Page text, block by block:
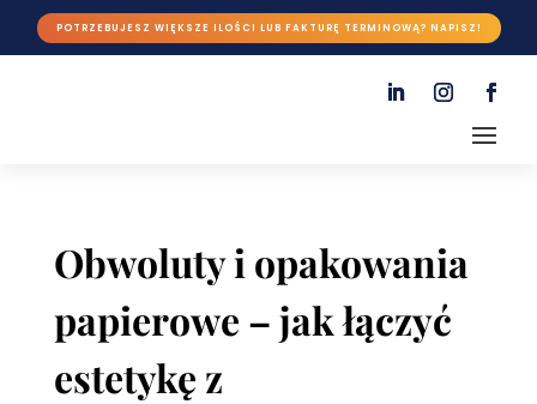
POTRZEBUJESZ WIĘKSZE ILOŚCI LUB FAKTURĘ TERMINOWĄ? NAPISZ!
Obwoluty i opakowania
papierowe – jak łączyć
estetykę z